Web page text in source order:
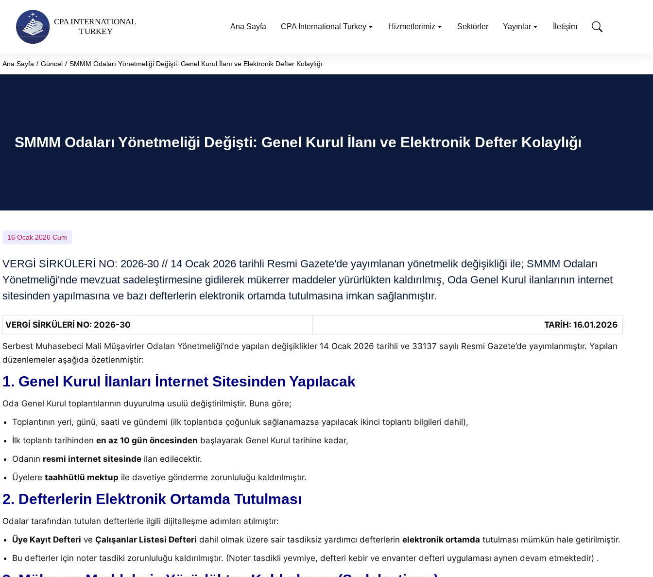
Ana Sayfa CPA International Turkey Hizmetlerimiz Sektörler Yayınlar İletişim
You are here:
Ana Sayfa Güncel SMMM Odaları Yönetmeliği Değişti: Genel Kurul İlanı ve Elektronik Defter Kolaylığı
SMMM Odaları Yönetmeliği Değişti: Genel Kurul İlanı ve Elektronik Defter Kolaylığı
16 Ocak 2026 Cum
VERGİ SİRKÜLERİ NO: 2026-30 // 14 Ocak 2026 tarihli Resmi Gazete'de yayımlanan yönetmelik değişikliği ile; SMMM Odaları
Yönetmeliği'nde mevzuat sadeleştirmesine gidilerek mükerrer maddeler yürürlükten kaldırılmış, Oda Genel Kurul ilanlarının internet
sitesinden yapılmasına ve bazı defterlerin elektronik ortamda tutulmasına imkan sağlanmıştır.
VERGİ SİRKÜLERİ NO: 2026-30 TARİH: 16.01.2026
Serbest Muhasebeci Mali Müşavirler Odaları Yönetmeliği’nde yapılan değişiklikler 14 Ocak 2026 tarihli ve 33137 sayılı Resmi Gazete’de yayımlanmıştır. Yapılan
düzenlemeler aşağıda özetlenmiştir:
1. Genel Kurul İlanları İnternet Sitesinden Yapılacak
Oda Genel Kurul toplantılarının duyurulma usulü değiştirilmiştir. Buna göre;
Toplantının yeri, günü, saati ve gündemi (ilk toplantıda çoğunluk sağlanamazsa yapılacak ikinci toplantı bilgileri dahil),
İlk toplantı tarihinden en az 10 gün öncesinden başlayarak Genel Kurul tarihine kadar,
Odanın resmi internet sitesinde ilan edilecektir.
Üyelere taahhütlü mektup ile davetiye gönderme zorunluluğu kaldırılmıştır.
2. Defterlerin Elektronik Ortamda Tutulması
Odalar tarafından tutulan defterlerle ilgili dijitalleşme adımları atılmıştır:
Üye Kayıt Defteri ve Çalışanlar Listesi Defteri dahil olmak üzere sair tasdiksiz yardımcı defterlerin elektronik ortamda tutulması mümkün hale getirilmiştir.
Bu defterler için noter tasdiki zorunluluğu kaldırılmıştır. (Noter tasdikli yevmiye, defteri kebir ve envanter defteri uygulaması aynen devam etmektedir) .